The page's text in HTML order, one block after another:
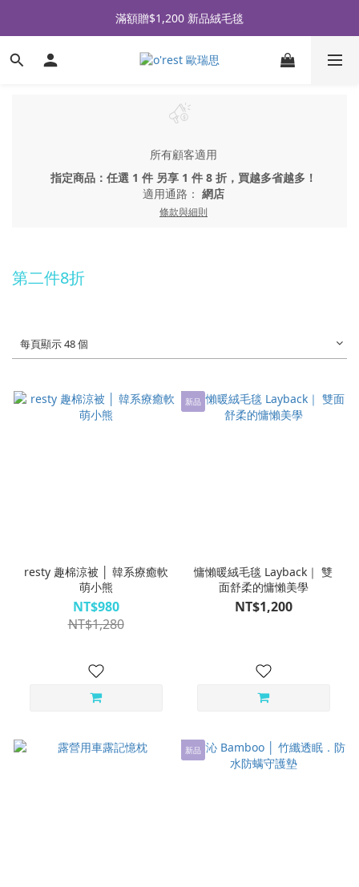
全品牌滿 $990免運｜會員買即贈〈 購物金 〉
滿額贈$1,200 新品絨毛毯
全品牌滿 $990免運｜會員買即贈〈 購物金 〉
所有顧客適用
指定商品：任選 1 件 另享 1 件 8 折，買越多省越多！
適用通路： 網店
條款與細則
第二件8折
每頁顯示 48 個
resty 趣棉涼被 │ 韓系療癒軟
萌小熊
NT$980
NT$1,280
新品
慵懶暖絨毛毯 Layback｜ 雙
面舒柔的慵懶美學
NT$1,200
新品